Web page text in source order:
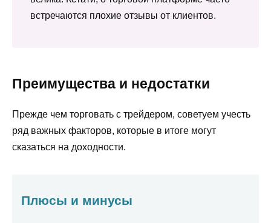
встречаются плохие отзывы от клиентов.
Преимущества и недостатки
Прежде чем торговать с трейдером, советуем учесть
ряд важных факторов, которые в итоге могут
сказаться на доходности.
Плюсы и минусы